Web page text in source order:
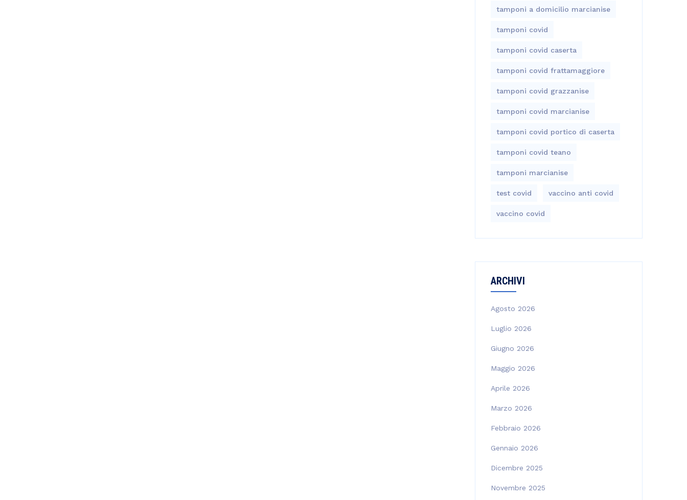
tamponi a domicilio marcianise
tamponi covid
tamponi covid caserta
tamponi covid frattamaggiore
tamponi covid grazzanise
tamponi covid marcianise
tamponi covid portico di caserta
tamponi covid teano
tamponi marcianise
test covid vaccino anti covid
vaccino covid
ARCHIVI
Agosto 2026
Luglio 2026
Giugno 2026
Maggio 2026
Aprile 2026
Marzo 2026
Febbraio 2026
Gennaio 2026
Dicembre 2025
Novembre 2025